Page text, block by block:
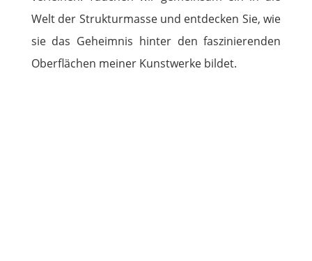
Welt der Strukturmasse und entdecken Sie, wie
sie das Geheimnis hinter den faszinierenden
Oberflächen meiner Kunstwerke bildet.